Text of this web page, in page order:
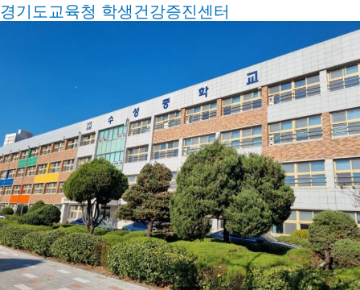
경기도교육청 학생건강증진센터